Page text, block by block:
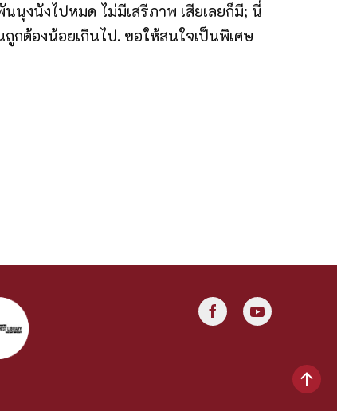
นุงนังไปหมด ไม่มีเสรีภาพ เสียเลยก็มี; นี่
กต้องน้อยเกินไป. ขอให้สนใจเป็นพิเศษ